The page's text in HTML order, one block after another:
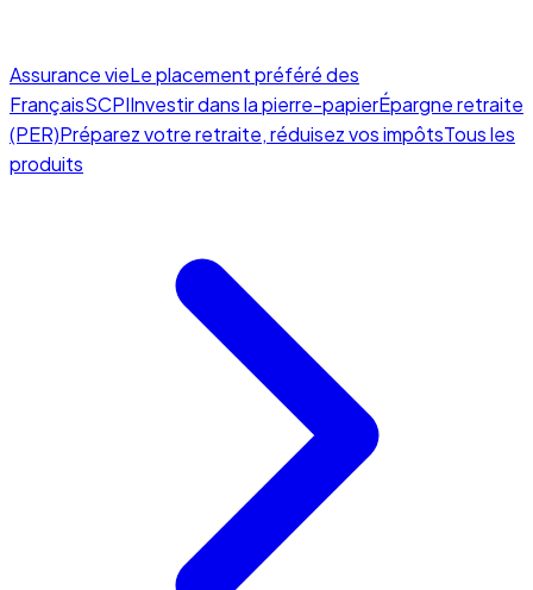
Assurance vieLe placement préféré des
FrançaisSCPIInvestir dans la pierre-papierÉpargne retraite
(PER)Préparez votre retraite, réduisez vos impôtsTous les
produits